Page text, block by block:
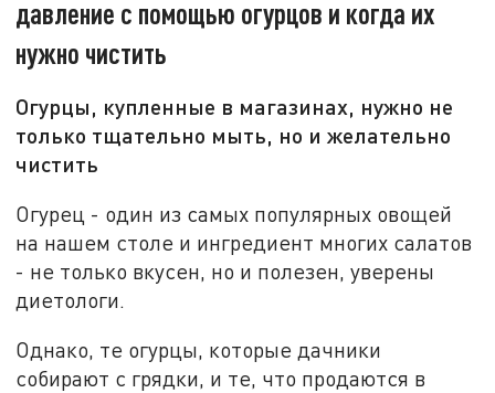
давление с помощью огурцов и когда их
нужно чистить
Огурцы, купленные в магазинах, нужно не
только тщательно мыть, но и желательно
чистить
Огурец - один из самых популярных овощей
на нашем столе и ингредиент многих салатов
- не только вкусен, но и полезен, уверены
диетологи.
Однако, те огурцы, которые дачники
собирают с грядки, и те, что продаются в